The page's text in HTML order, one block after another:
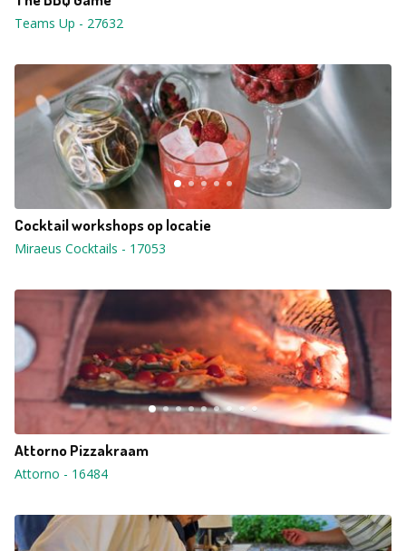
Teams Up - 27632
Cocktail workshops op locatie
Miraeus Cocktails - 17053
Attorno Pizzakraam
Attorno - 16484